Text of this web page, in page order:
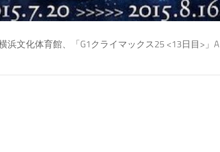
浜文化体育館、「G1クライマックス25 <13日目>」